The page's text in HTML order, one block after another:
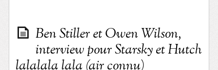
Ben Stiller et Owen Wilson,
interview pour Starsky et Hutch